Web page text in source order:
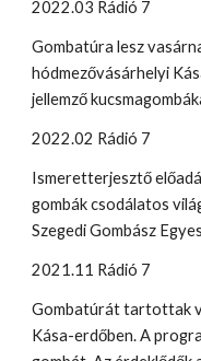
2022.03 Rádió 7
Gombatúra lesz
hódmezővásárhelyi
jellemző
2022.02 Rádió 7
Ismeretterjesztő
gombák csodálatos
Szegedi Gombász
2021.11 Rádió 7
Gombatúrát tartottak
Kása-erdőben. A